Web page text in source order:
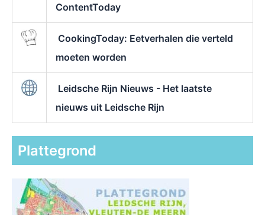
ContentToday
CookingToday: Eetverhalen die verteld
moeten worden
Leidsche Rijn Nieuws - Het laatste
nieuws uit Leidsche Rijn
Plattegrond